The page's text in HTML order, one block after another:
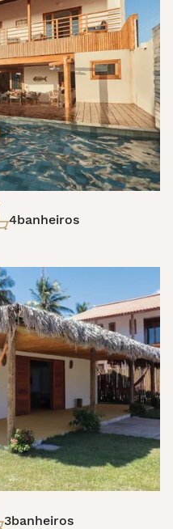
4banheiros
3banheiros